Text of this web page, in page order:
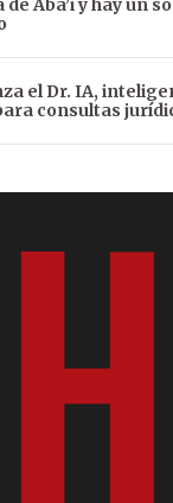
Aba’i y hay un
el Dr. IA,
consultas